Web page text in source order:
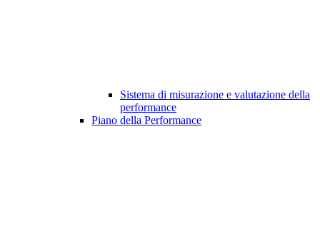
Sistema di misurazione e valutazione della
performance
Piano della Performance